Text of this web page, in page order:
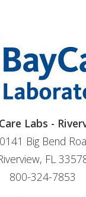
Labs -
Big Bend
FL
800-324-7853